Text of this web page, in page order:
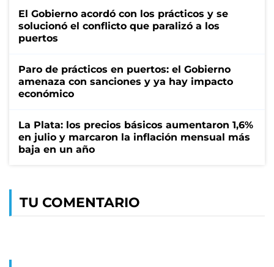
El Gobierno acordó con los prácticos y se
solucionó el conflicto que paralizó a los
puertos
Paro de prácticos en puertos: el Gobierno
amenaza con sanciones y ya hay impacto
económico
La Plata: los precios básicos aumentaron 1,6%
en julio y marcaron la inflación mensual más
baja en un año
TU COMENTARIO